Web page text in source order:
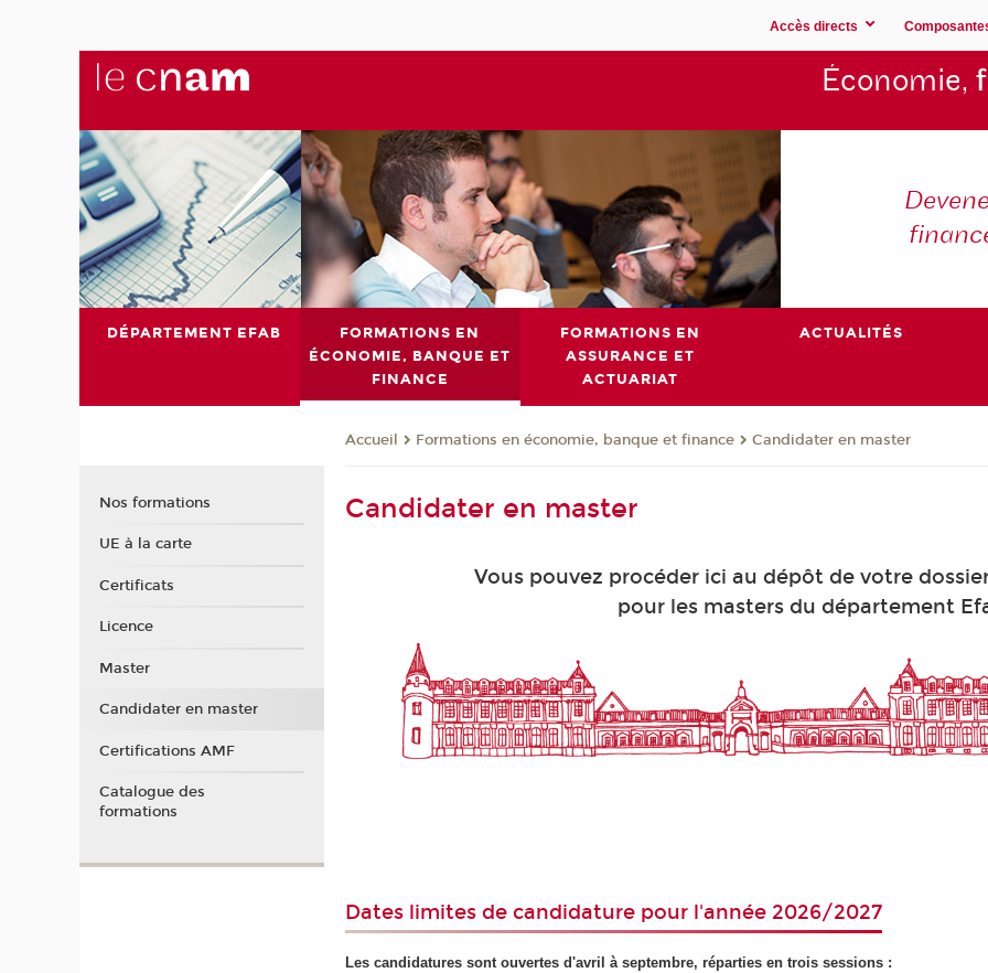
Accès directs
Économie,
DÉPARTEMENT EFAB
FORMATIONS EN
ÉCONOMIE, BANQUE ET
FINANCE
FORMATIONS EN
ASSURANCE ET
ACTUARIAT
ACTUALITÉS
Accueil Formations en économie, banque et finance Candidater en master
Candidater en master
Vous pouvez procéder ici au dépôt de votre
pour les masters du département
Dates limites de candidature pour l'année 2026/2027
Les candidatures sont ouvertes d'avril à septembre, réparties en trois sessions :
Nos formations
UE à la carte
Certificats
Licence
Master
Candidater en master
Certifications AMF
Catalogue des
formations